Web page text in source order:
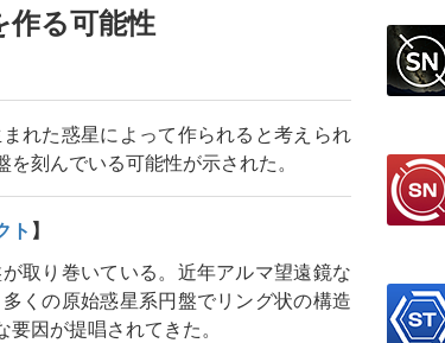
作る可能性
れた惑星によって作られると考えられ
刻んでいる可能性が示された。
ト 】
取り巻いている。近年アルマ望遠鏡な
くの原始惑星系円盤でリング状の構造
因が提唱されてきた。